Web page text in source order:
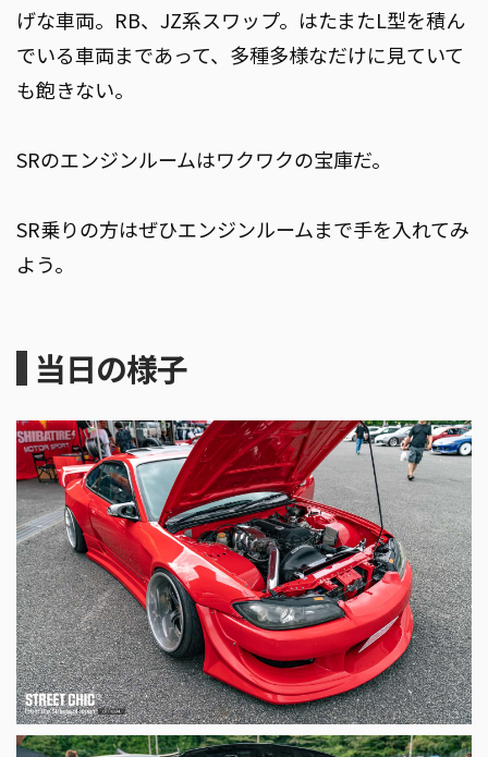
げな車両。RB、JZ系スワップ。はたまたL型を積ん
でいる車両まであって、多種多様なだけに見ていて
も飽きない。
SRのエンジンルームはワクワクの宝庫だ。
SR乗りの方はぜひエンジンルームまで手を入れてみ
よう。
当日の様子